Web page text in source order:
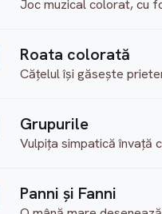
Joc muzical colorat, cu
Roata colorată
Căţelul îşi găseşte
Grupurile
Vulpiţa simpatică învaţă
Panni şi Fanni